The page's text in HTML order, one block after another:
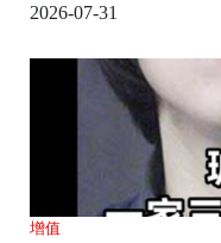
2026-07-31
增值